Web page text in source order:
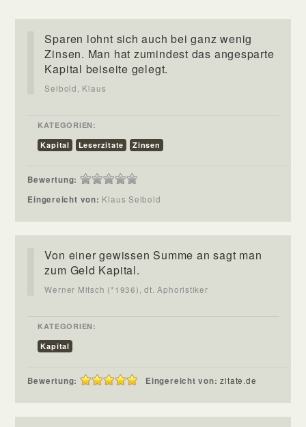
Sparen lohnt sich auch bei ganz wenig
Zinsen. Man hat zumindest das angesparte
Kapital beiseite gelegt.
Seibold, Klaus
KATEGORIEN:
Kapital
Leserzitate Zinsen
Bewertung:
Eingereicht von: Klaus Seibold
Von einer gewissen Summe an sagt man
zum Geld Kapital.
Werner Mitsch (*1936), dt. Aphoristiker
KATEGORIEN:
Kapital
Bewertung: Eingereicht von:zitate.de